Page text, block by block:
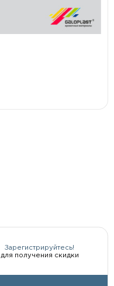
Зарегистрируйтесь!
для получения скидки